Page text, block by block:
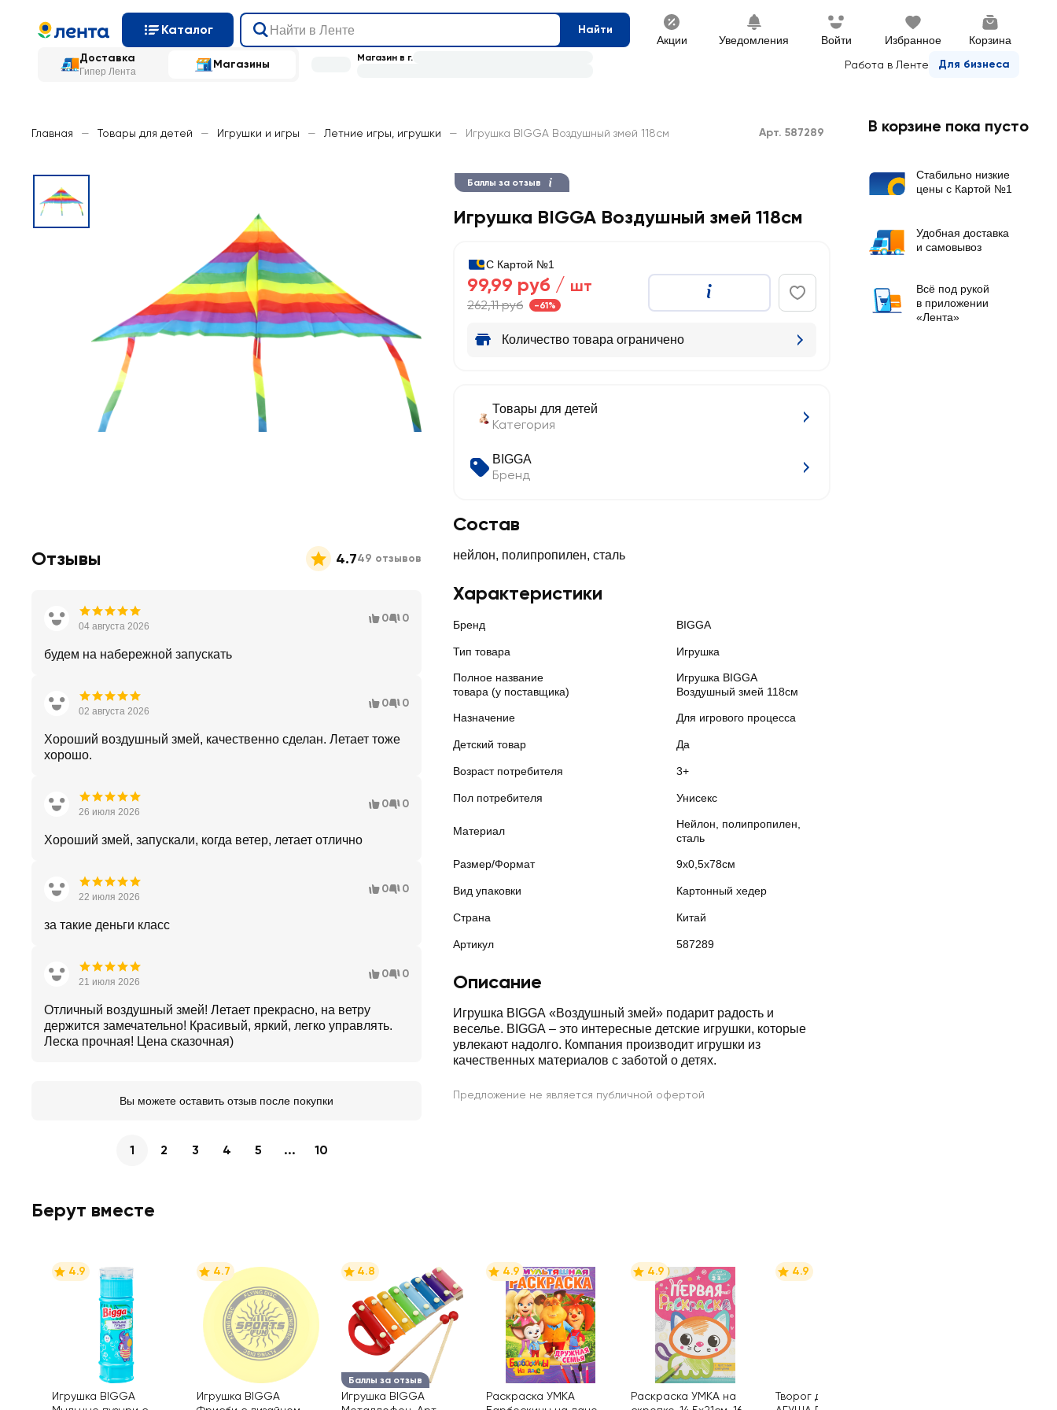
Каталог Найти
Акции Уведомления Войти Избранное Корзина
Доставка
Гипер Лента
Магазины Работа в Ленте Для бизнеса
Магазин в г.
Главная — Товары для детей — Игрушки и игры — Летние игры, игрушки — Игрушка BIGGA Воздушный змей 118см Арт. 587289
Баллы за отзыв
Игрушка BIGGA Воздушный змей 118см
С Картой №1
99,99 руб / шт
262,11 руб -61%
Количество товара ограничено
Товары для детей
Категория
BIGGA
Бренд
Состав
нейлон, полипропилен, сталь
Характеристики
Бренд BIGGA
Тип товара Игрушка
Полное название
товара (у поставщика)
Игрушка BIGGA
Воздушный змей 118см
Назначение Для игрового процесса
Детский товар Да
Возраст потребителя 3+
Пол потребителя Унисекс
Материал
Нейлон, полипропилен,
сталь
Размер/Формат 9х0,5х78см
Вид упаковки Картонный хедер
Страна Китай
Артикул 587289
Описание
Игрушка BIGGA «Воздушный змей» подарит радость и
веселье. BIGGA – это интересные детские игрушки, которые
увлекают надолго. Компания производит игрушки из
качественных материалов с заботой о детях.
Предложение не является публичной офертой
Отзывы 4.749 отзывов
04 августа 2026
0 0
будем на набережной запускать
02 августа 2026
0 0
Хороший воздушный змей, качественно сделан. Летает тоже
хорошо.
26 июля 2026
0 0
Хороший змей, запускали, когда ветер, летает отлично
22 июля 2026
0 0
за такие деньги класс
21 июля 2026
0 0
Отличный воздушный змей! Летает прекрасно, на ветру
держится замечательно! Красивый, яркий, легко управлять.
Леска прочная! Цена сказочная)
Вы можете оставить отзыв после покупки
1 2 3 4 5 ... 10
Берут вместе
4.9
Игрушка BIGGA
4.7
Игрушка BIGGA
Баллы за отзыв
4.8
Игрушка BIGGA
4.9
Раскраска УМКА
4.9
Раскраска УМКА на
4.9
Творог детский
В корзине пока пусто
Стабильно низкие
цены с Картой №1
Удобная доставка
и самовывоз
Всё под рукой
в приложении
«Лента»